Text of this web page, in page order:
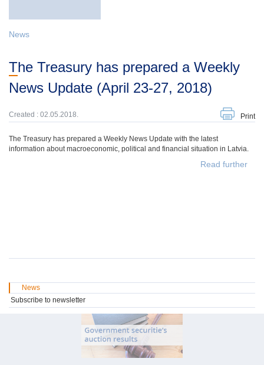
News
The Treasury has prepared a Weekly
News Update (April 23-27, 2018)
Created : 02.05.2018. Print
The Treasury has prepared a Weekly News Update with the latest
information about macroeconomic, political and financial situation in Latvia.
Read further
News
Subscribe to newsletter